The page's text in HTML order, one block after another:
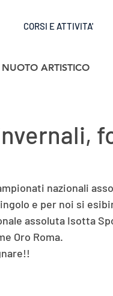
CORSI E ATTIVITA'
NUOTO ARTISTICO
nazionali
e per noi si
assoluta Isotta
Oro Roma.